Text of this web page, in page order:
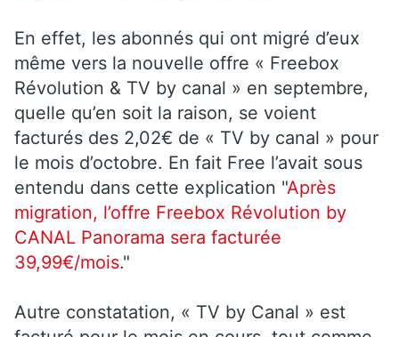
En effet, les abonnés qui ont migré d’eux
même vers la nouvelle offre « Freebox
Révolution & TV by canal » en septembre,
quelle qu’en soit la raison, se voient
facturés des 2,02€ de « TV by canal » pour
le mois d’octobre. En fait Free l’avait sous
entendu dans cette explication "Après
migration, l’offre Freebox Révolution by
CANAL Panorama sera facturée
39,99€/mois."
Autre constatation, « TV by Canal » est